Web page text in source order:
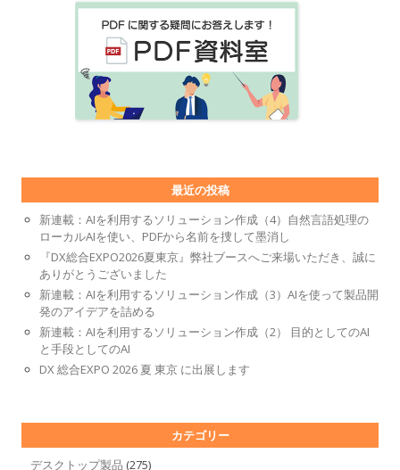
最近の投稿
新連載：AIを利用するソリューション作成（4）自然言語処理の
ローカルAIを使い、PDFから名前を捜して墨消し
『DX総合EXPO2026夏東京』弊社ブースへご来場いただき、誠に
ありがとうございました
新連載：AIを利用するソリューション作成（3）AIを使って製品開
発のアイデアを詰める
新連載：AIを利用するソリューション作成（2） 目的としてのAI
と手段としてのAI
DX 総合EXPO 2026 夏 東京 に出展します
カテゴリー
デスクトップ製品 (275)